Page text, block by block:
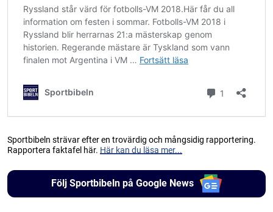
Sportbibeln strävar efter en trovärdig och mångsidig rapportering.
Rapportera faktafel här. Här kan du läsa mer...
Följ Sportbibeln på Google News